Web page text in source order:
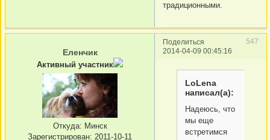
традиционными.
Поделиться
547
2014-04-09 00:45:16
Еленчик
Активный участник
Откуда: Минск
Зарегистрирован: 2011-10-11
LoLena
написал(а):
Надеюсь, что
мы еще
встретимся